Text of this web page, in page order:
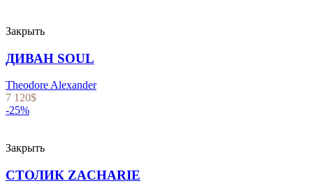
Закрыть
ДИВАН SOUL
Theodore Alexander
7 120$
-25%
Закрыть
СТОЛИК ZACHARIE